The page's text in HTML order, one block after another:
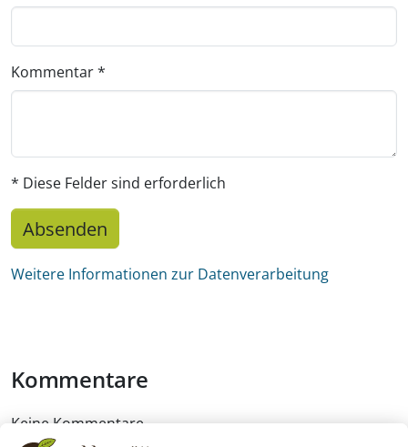
Kommentar*
* Diese Felder sind erforderlich
Absenden
Weitere Informationen zur Datenverarbeitung
Kommentare
Keine Kommentare